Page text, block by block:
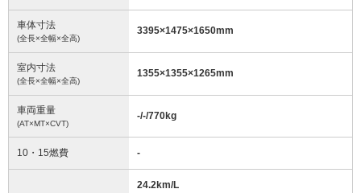
車体寸法
(全長×全幅×全高)
3395×1475×1650mm
室内寸法
(全長×全幅×全高)
1355×1355×1265mm
車両重量
(AT×MT×CVT)
-/-/770kg
10・15燃費 -
24.2km/L